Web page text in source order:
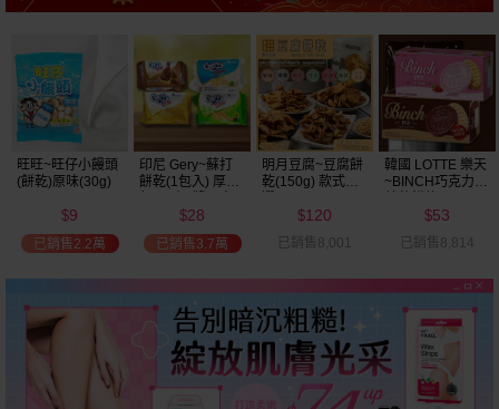
明月豆腐~豆腐餅
乾(150g) 款式可
120
已銷售8,001
韓國 LOTTE 樂天
~BINCH巧克力／
款式可選
$53
已銷售8,814
韓國 好麗友~ 好
多魚餅乾(30g) 款
$20
已銷售2.7萬
韓國 海太~ 辣炒
年糕餅乾(103g)
$39
已銷售9.6萬